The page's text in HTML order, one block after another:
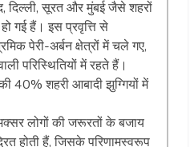
दिल्ली, सूरत और मुंबई जैसे शहरों
गई हैं। इस प्रवृत्ति से
पेरी-अर्बन क्षेत्रों में चले गए,
परिस्थितियों में रहते हैं।
40% शहरी आबादी झुग्गियों में
लोगों की जरूरतों के बजाय
होती हैं, जिसके परिणामस्वरूप